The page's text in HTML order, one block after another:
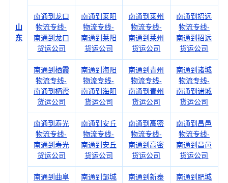
山
东
南通到龙口
物流专线-
南通到龙口
货运公司
南通到莱阳
物流专线-
南通到莱阳
货运公司
南通到莱州
物流专线-
南通到莱州
货运公司
南通到招远
物流专线-
南通到招远
货运公司
南通到栖霞
物流专线-
南通到栖霞
货运公司
南通到海阳
物流专线-
南通到海阳
货运公司
南通到青州
物流专线-
南通到青州
货运公司
南通到诸城
物流专线-
南通到诸城
货运公司
南通到寿光
物流专线-
南通到寿光
货运公司
南通到安丘
物流专线-
南通到安丘
货运公司
南通到高密
物流专线-
南通到高密
货运公司
南通到昌邑
物流专线-
南通到昌邑
货运公司
南通到曲阜
南通到邹城
南通到新泰
南通到肥城